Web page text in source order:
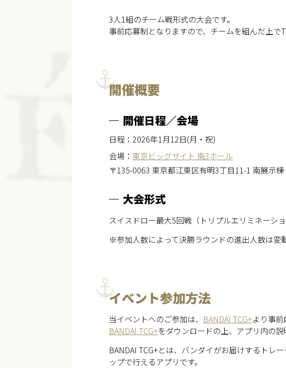
3人1組のチーム戦形式の大会です。
事前応募制となりますので、チームを組んだ上で
開催概要
開催日程／会場
日程：2026年1月12日(月・祝)
会場： 東京ビッグサイト 南3ホール
〒135-0063 東京都江東区有明3丁目11-1 南展示棟
大会形式
スイスドロー最大5回戦（トリプルエリミネーショ
※参加人数によって決勝ラウンドの進出人数は変
イベント参加方法
当イベントへのご参加は、 BANDAI TCG+より事前
BANDAI TCG+をダウンロードの上、アプリ内の説
BANDAI TCG+とは、バンダイがお届けするトレ
ップで行えるアプリです。